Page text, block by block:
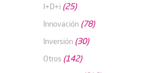
I+D+i (25)
Innovación (78)
Inversión (30)
Otros (142)